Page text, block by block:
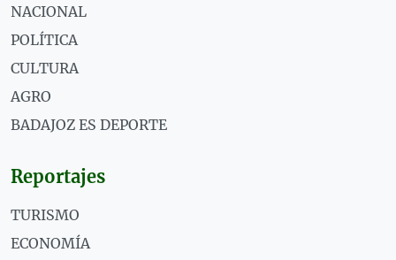
NACIONAL
POLÍTICA
CULTURA
AGRO
BADAJOZ ES DEPORTE
Reportajes
TURISMO
ECONOMÍA